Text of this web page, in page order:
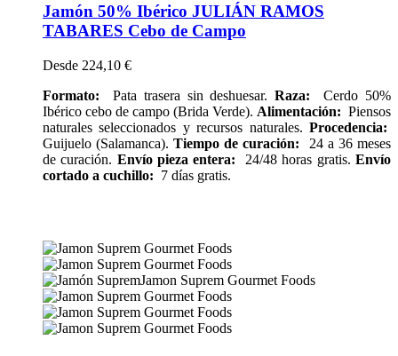
Jamón 50% Ibérico JULIÁN RAMOS
TABARES Cebo de Campo
Desde 224,10 €
Formato: Pata trasera sin deshuesar. Raza: Cerdo 50%
Ibérico cebo de campo (Brida Verde). Alimentación: Piensos
naturales seleccionados y recursos naturales. Procedencia:
Guijuelo (Salamanca).Tiempo de curación: 24 a 36 meses
de curación. Envío pieza entera: 24/48 horas gratis.Envío
cortado a cuchillo: 7 días gratis.